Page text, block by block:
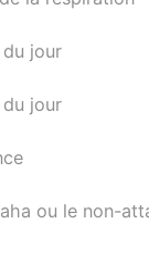
du jour
du jour
ou le non-